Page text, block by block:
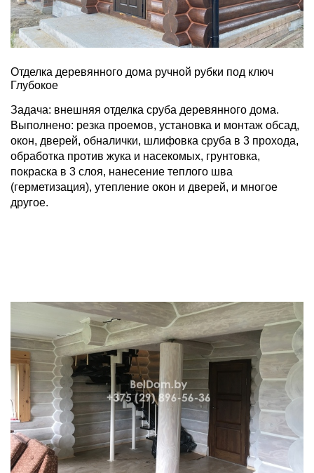
Отделка деревянного дома ручной рубки под ключ
Глубокое
Задача: внешняя отделка сруба деревянного дома.
Выполнено: резка проемов, установка и монтаж обсад,
окон, дверей, обналички, шлифовка сруба в 3 прохода,
обработка против жука и насекомых, грунтовка,
покраска в 3 слоя, нанесение теплого шва
(герметизация), утепление окон и дверей, и многое
другое.